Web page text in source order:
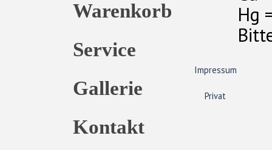
Warenkorb
Service
Gallerie
Kontakt
Hg
Impressum
Privat